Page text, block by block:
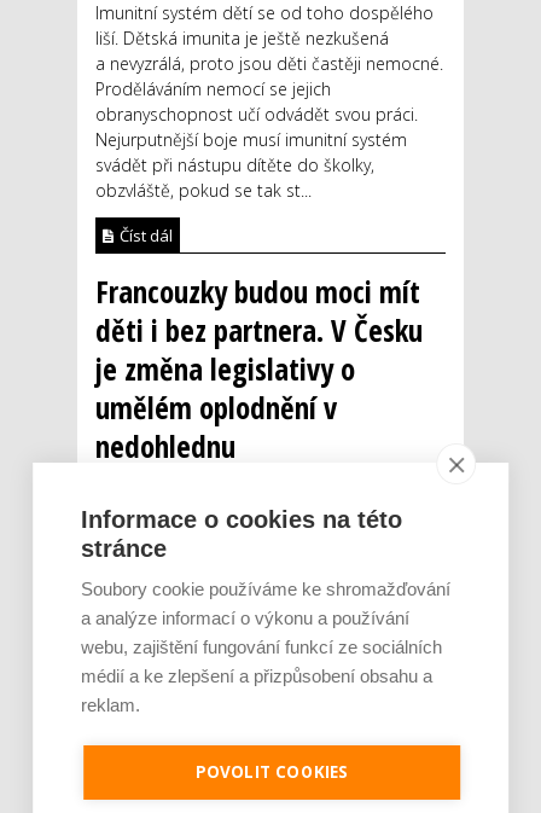
Imunitní systém dětí se od toho dospělého
liší. Dětská imunita je ještě nezkušená
a nevyzrálá, proto jsou děti častěji nemocné.
Proděláváním nemocí se jejich
obranyschopnost učí odvádět svou práci.
Nejurputnější boje musí imunitní systém
svádět při nástupu dítěte do školky,
obzvláště, pokud se tak st...
Číst dál
Francouzky budou moci mít
děti i bez partnera. V Česku
je změna legislativy o
umělém oplodnění v
nedohlednu
Informace o cookies na této
stránce
Soubory cookie používáme ke shromažďování
a analýze informací o výkonu a používání
webu, zajištění fungování funkcí ze sociálních
médií a ke zlepšení a přizpůsobení obsahu a
reklam.
POVOLIT COOKIES